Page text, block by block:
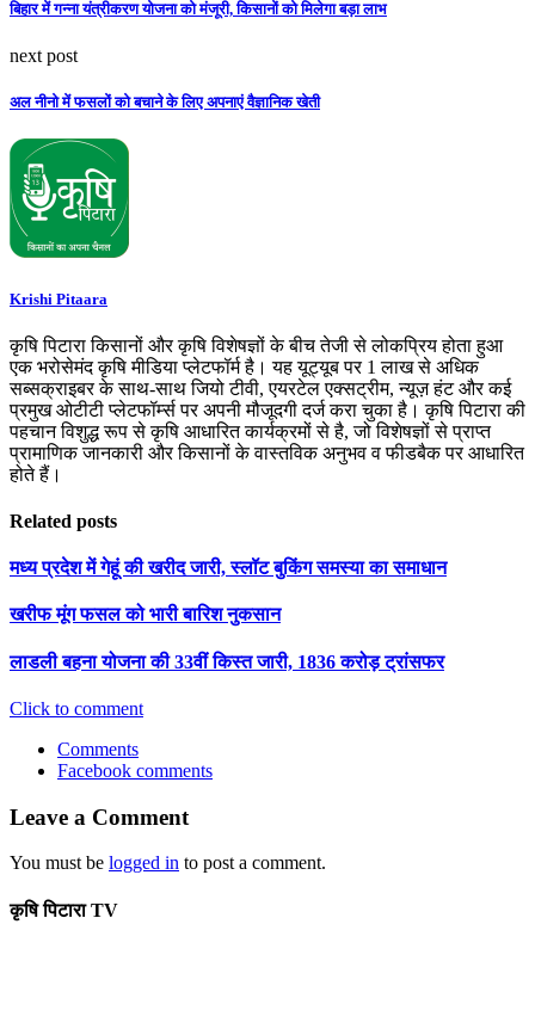
बिहार में गन्ना यंत्रीकरण योजना को मंजूरी, किसानों को मिलेगा बड़ा लाभ
next post
अल नीनो में फसलों को बचाने के लिए अपनाएं वैज्ञानिक खेती
Krishi Pitaara
कृषि पिटारा किसानों और कृषि विशेषज्ञों के बीच तेजी से लोकप्रिय होता हुआ
एक भरोसेमंद कृषि मीडिया प्लेटफॉर्म है। यह यूट्यूब पर 1 लाख से अधिक
सब्सक्राइबर के साथ-साथ जियो टीवी, एयरटेल एक्सट्रीम, न्यूज़ हंट और कई
प्रमुख ओटीटी प्लेटफॉर्म्स पर अपनी मौजूदगी दर्ज करा चुका है। कृषि पिटारा की
पहचान विशुद्ध रूप से कृषि आधारित कार्यक्रमों से है, जो विशेषज्ञों से प्राप्त
प्रामाणिक जानकारी और किसानों के वास्तविक अनुभव व फीडबैक पर आधारित
होते हैं।
Related posts
मध्य प्रदेश में गेहूं की खरीद जारी, स्लॉट बुकिंग समस्या का समाधान
खरीफ मूंग फसल को भारी बारिश नुकसान
लाडली बहना योजना की 33वीं किस्त जारी, 1836 करोड़ ट्रांसफर
Click to comment
Comments
Facebook comments
Leave a Comment
You must be logged in to post a comment.
कृषि पिटारा TV